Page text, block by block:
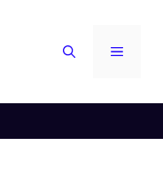
MENU